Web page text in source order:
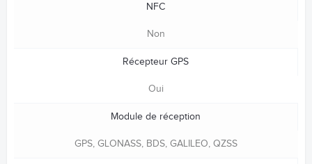
NFC
Non
Récepteur GPS
Oui
Module de réception
GPS, GLONASS, BDS, GALILEO, QZSS